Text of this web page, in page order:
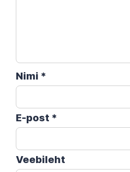
Nimi *
E-post *
Veebileht